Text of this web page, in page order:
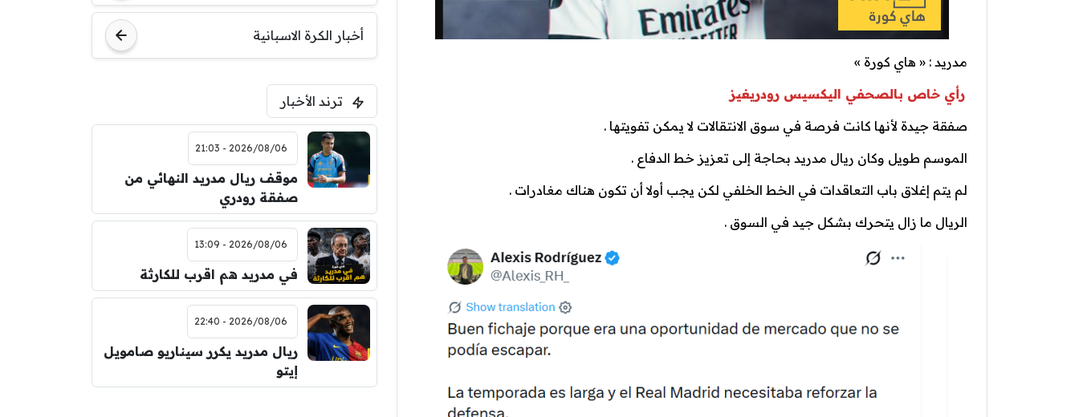
مدريد : « هاي كورة »
رأي خاص بالصحفي اليكسيس رودريغيز
صفقة جيدة لأنها كانت فرصة في سوق الانتقالات لا يمكن تفويتها .
الموسم طويل وكان ريال مدريد بحاجة إلى تعزيز خط الدفاع .
لم يتم إغلاق باب التعاقدات في الخط الخلفي لكن يجب أولا أن تكون هناك مغادرات .
الريال ما زال يتحرك بشكل جيد في السوق .
أخبار الكرة الاسبانية
ترند الأخبار
2026/08/06 - 21:03
موقف ريال مدريد النهائي من
صفقة رودري
2026/08/06 - 13:09
في مدريد هم اقرب للكارثة
2026/08/06 - 22:40
ريال مدريد يكرر سيناريو صامويل
إيتو